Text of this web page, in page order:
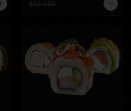
$13.650